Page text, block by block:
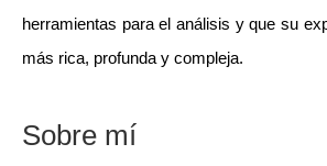
herramientas para el análisis y que su
más rica, profunda y compleja.
Sobre mí